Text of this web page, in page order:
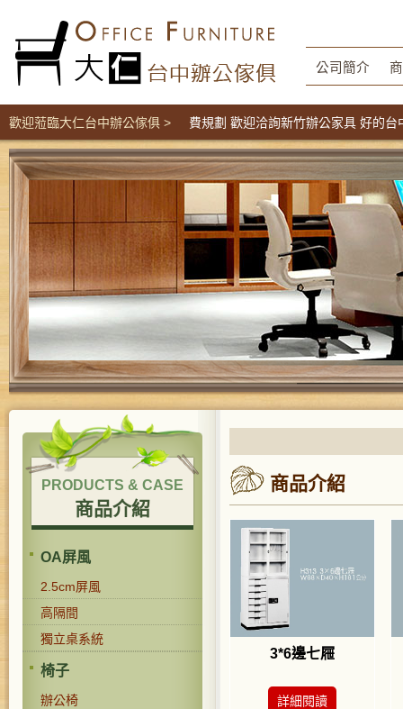
公司簡介
歡迎蒞臨大仁台中辦公傢俱 >
間辦公家具工廠直營價 免費規劃 歡迎洽詢新竹辦公家具 好的台中
PRODUCTS & CASE
商品介紹
OA屏風
2.5cm屏風
高隔間
獨立桌系統
椅子
辦公椅
商品介紹
3*6邊七屜
詳細閱讀